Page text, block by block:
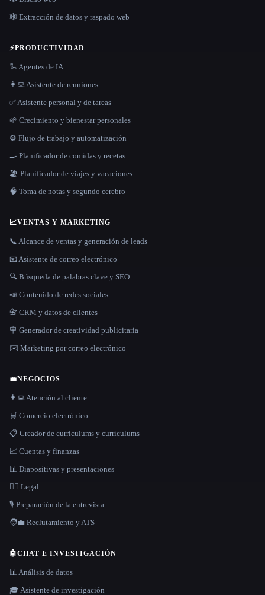
🕸️ Extracción de datos y raspado web
⚡PRODUCTIVIDAD
🦾 Agentes de IA
👨‍💻 Asistente de reuniones
✅ Asistente personal y de tareas
🌱 Crecimiento y bienestar personales
⚙️ Flujo de trabajo y automatización
🍳 Planificador de comidas y recetas
🏖 Planificador de viajes y vacaciones
🧠 Toma de notas y segundo cerebro
📈VENTAS Y MARKETING
📞 Alcance de ventas y generación de leads
📧 Asistente de correo electrónico
🔍 Búsqueda de palabras clave y SEO
📣 Contenido de redes sociales
📇 CRM y datos de clientes
🪧 Generador de creatividad publicitaria
✉️ Marketing por correo electrónico
💼NEGOCIOS
👨‍💻 Atención al cliente
🛒 Comercio electrónico
📋 Creador de currículums y currículums
📈 Cuentas y finanzas
📊 Diapositivas y presentaciones
👩‍⚖️ Legal
🎙️ Preparación de la entrevista
🧑‍💼 Reclutamiento y ATS
🤖CHAT E INVESTIGACIÓN
📊 Análisis de datos
🎓 Asistente de investigación